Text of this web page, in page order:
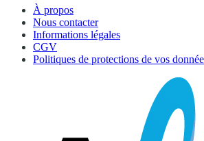
À propos
Nous contacter
Informations légales
CGV
Politiques de protections de vos